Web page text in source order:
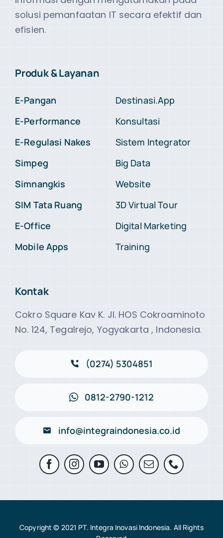
solusi pemanfaatan IT secara efektif dan
efisien.
Produk & Layanan
E-Pangan
E-Performance
E-Regulasi Nakes
Simpeg
Simnangkis
SIM Tata Ruang
E-Office
Mobile Apps
Destinasi.App
Konsultasi
Sistem Integrator
Big Data
Website
3D Virtual Tour
Digital Marketing
Training
Kontak
Cokro Square Kav K. Jl. HOS Cokroaminoto
No. 124, Tegalrejo, Yogyakarta , Indonesia.
(0274) 5304851
0812-2790-1212
info@integraindonesia.co.id
Copyright © 2021 PT. Integra Inovasi Indonesia. All Rights